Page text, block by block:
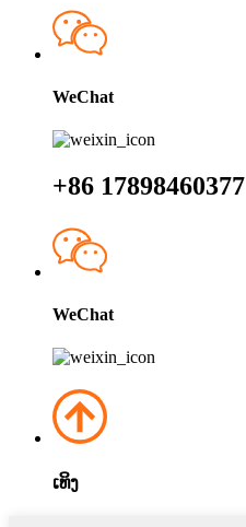
WeChat
+86 17898460377
WeChat
ເທິງ